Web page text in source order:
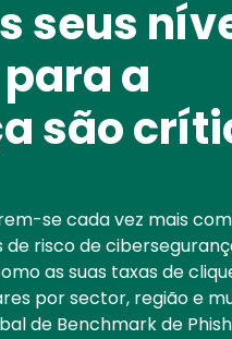
seus
a
são
se cada vez mais
risco de
as suas taxas de
por sector, região e
de Benchmark de